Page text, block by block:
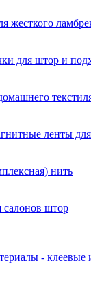
жесткого
для штор и
ленты
нить
салонов штор
- клеевые